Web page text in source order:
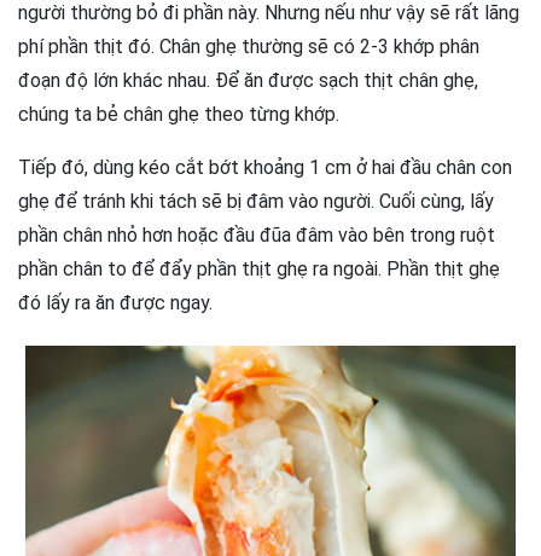
người thường bỏ đi phần này. Nhưng nếu như vậy sẽ rất lãng
phí phần thịt đó. Chân ghẹ thường sẽ có 2-3 khớp phân
đoạn độ lớn khác nhau. Để ăn được sạch thịt chân ghẹ,
chúng ta bẻ chân ghẹ theo từng khớp.
Tiếp đó, dùng kéo cắt bớt khoảng 1 cm ở hai đầu chân con
ghẹ để tránh khi tách sẽ bị đâm vào người. Cuối cùng, lấy
phần chân nhỏ hơn hoặc đầu đũa đâm vào bên trong ruột
phần chân to để đẩy phần thịt ghẹ ra ngoài. Phần thịt ghẹ
đó lấy ra ăn được ngay.